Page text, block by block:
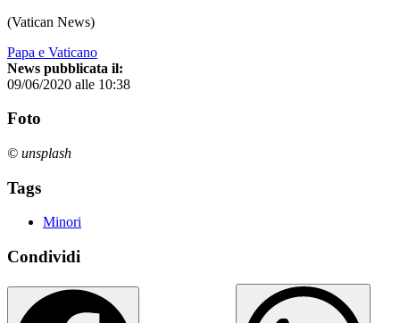
(Vatican News)
Papa e Vaticano
News pubblicata il:
09/06/2020 alle 10:38
Foto
© unsplash
Tags
Minori
Condividi